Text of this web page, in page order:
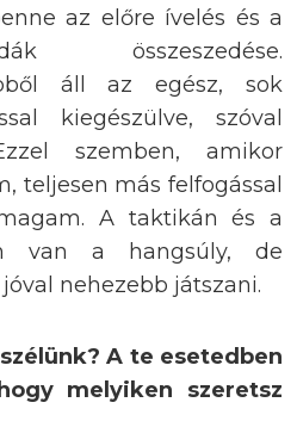
az előre ívelés és a
összeszedése.
áll az egész, sok
kiegészülve, szóval
szemben, amikor
teljesen más felfogással
A taktikán és a
van a hangsúly, de
nehezebb játszani.
A te esetedben
melyiken szeretsz